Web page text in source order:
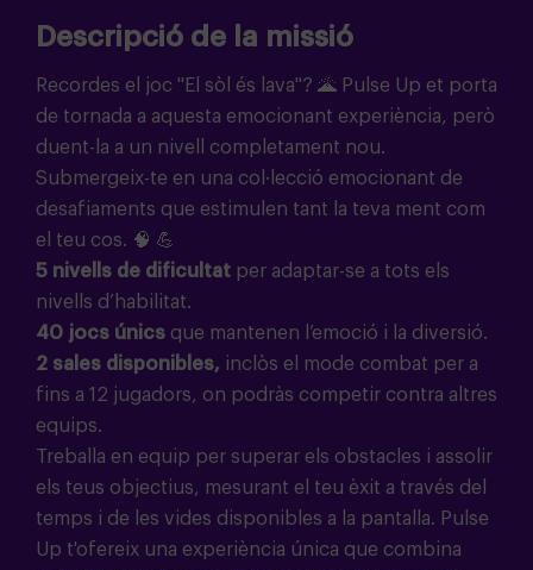
Descripció de la missió
Recordes el joc "El sòl és lava"? 🌋 Pulse Up et porta
de tornada a aquesta emocionant experiència, però
duent-la a un nivell completament nou.
Submergeix-te en una col·lecció emocionant de
desafiaments que estimulen tant la teva ment com
el teu cos. 🧠 💪
5 nivells de dificultat per adaptar-se a tots els
nivells d’habilitat.
40 jocs únics que mantenen l’emoció i la diversió.
2 sales disponibles, inclòs el mode combat per a
fins a 12 jugadors, on podràs competir contra altres
equips.
Treballa en equip per superar els obstacles i assolir
els teus objectius, mesurant el teu èxit a través del
temps i de les vides disponibles a la pantalla. Pulse
Up t'ofereix una experiència única que combina